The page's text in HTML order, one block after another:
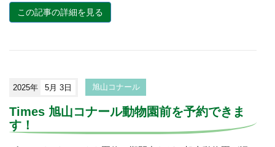
この記事の詳細を見る
2025年 5月 3日 旭山コナール
Times 旭山コナール動物園前を予約できま
す！